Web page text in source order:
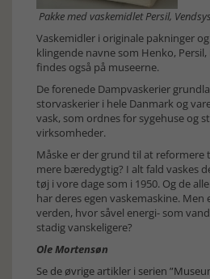
Pakke med vaskemidlet Persil,
Vaskemidler i originale pakninger
klingende navne som Henko,
findes også på museerne.
De forenede Dampvaskerier
storvaskerier i hele Danmark og
vask, som ordnes for sygehuse og
virksomheder.
Måske er der grund til at reformere
mere bæredygtig? I alt fald vaskes
tøj i vore dage som i 1950. Og de
har deres egen vaskemaskine. Men
verden, hvor såvel energi- som
stadig vanskeligere?
Ole Mortensøn
Se de øvrige artikler i serien